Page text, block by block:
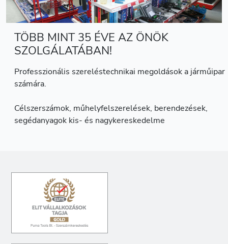
TÖBB MINT 35 ÉVE AZ ÖNÖK
SZOLGÁLATÁBAN!
Professzionális szereléstechnikai megoldások a járműipar
számára.
Célszerszámok, műhelyfelszerelések, berendezések,
segédanyagok kis- és nagykereskedelme